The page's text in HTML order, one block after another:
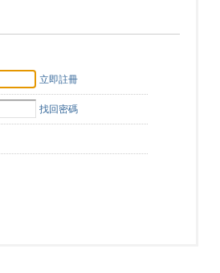
立即註冊
找回密碼